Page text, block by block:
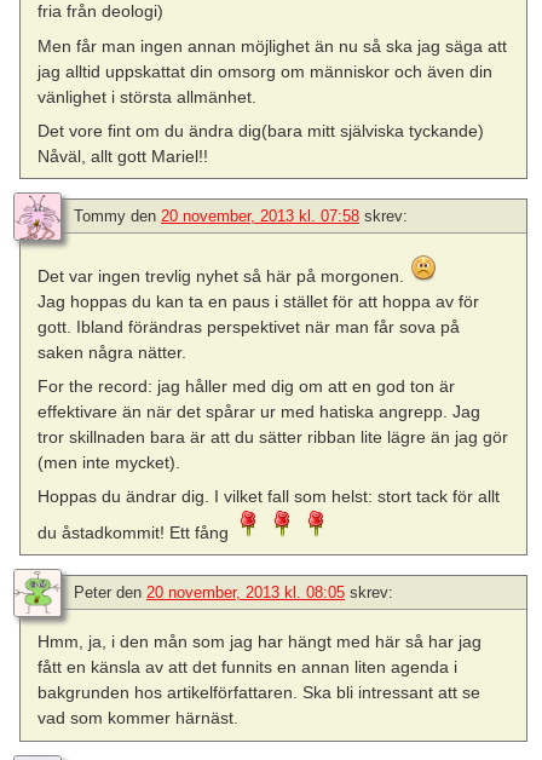
fria från deologi)
Men får man ingen annan möjlighet än nu så ska jag säga att
jag alltid uppskattat din omsorg om människor och även din
vänlighet i största allmänhet.
Det vore fint om du ändra dig(bara mitt själviska tyckande)
Nåväl, allt gott Mariel!!
Tommy den 20 november, 2013 kl. 07:58 skrev:
Det var ingen trevlig nyhet så här på morgonen.
Jag hoppas du kan ta en paus i stället för att hoppa av för
gott. Ibland förändras perspektivet när man får sova på
saken några nätter.
For the record: jag håller med dig om att en god ton är
effektivare än när det spårar ur med hatiska angrepp. Jag
tror skillnaden bara är att du sätter ribban lite lägre än jag gör
(men inte mycket).
Hoppas du ändrar dig. I vilket fall som helst: stort tack för allt
du åstadkommit! Ett fång
Peter den 20 november, 2013 kl. 08:05 skrev:
Hmm, ja, i den mån som jag har hängt med här så har jag
fått en känsla av att det funnits en annan liten agenda i
bakgrunden hos artikelförfattaren. Ska bli intressant att se
vad som kommer härnäst.